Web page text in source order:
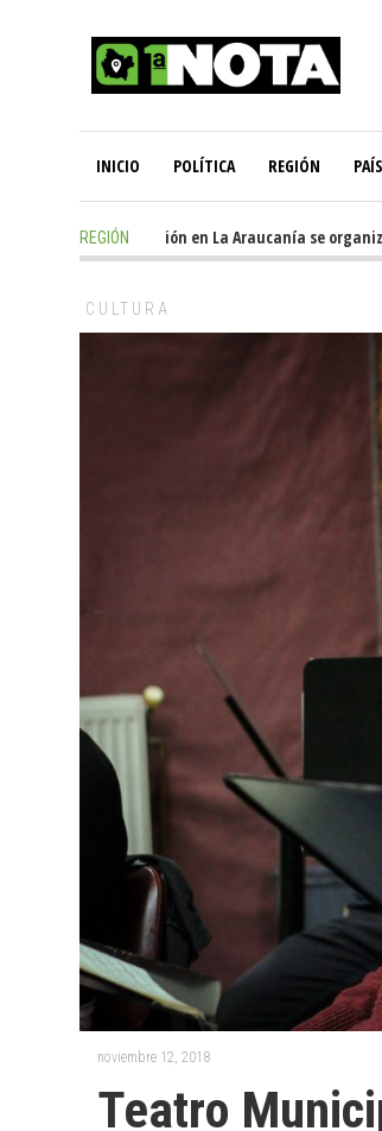
INICIO POLÍTICA REGIÓN PAÍS
REGIÓN
- Oposición en La Araucanía se organiza
CULTURA
noviembre 12, 2018
Teatro